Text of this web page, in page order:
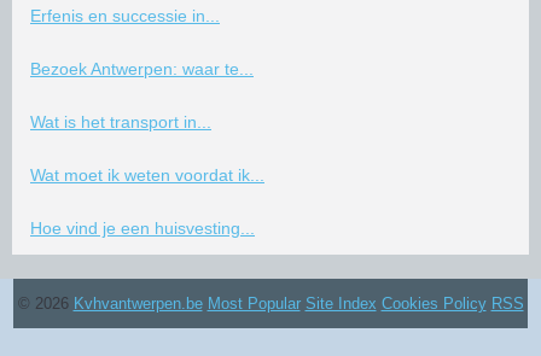
Erfenis en successie in...
Bezoek Antwerpen: waar te...
Wat is het transport in...
Wat moet ik weten voordat ik...
Hoe vind je een huisvesting...
© 2026 Kvhvantwerpen.be Most Popular Site Index Cookies Policy RSS